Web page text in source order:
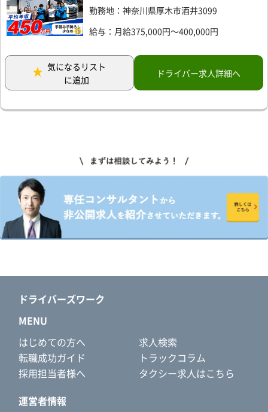
勤務地：神奈川県厚木市酒井3099
給与：月給375,000円～400,000円
気になるリスト
に追加
ドライバー求人詳細へ
ドライバーズワーク
MENU
はじめての方へ
求人検索
転職成功ガイド
トラックコラム
採用担当者様へ
タクシー求人はこちら
運営者情報